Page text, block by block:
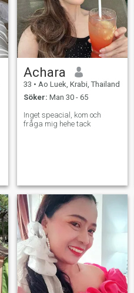
Achara
33 • Ao Luek, Krabi, Thailand
Söker: Man 30 - 65
Inget speacial, kom och
fråga mig hehe tack